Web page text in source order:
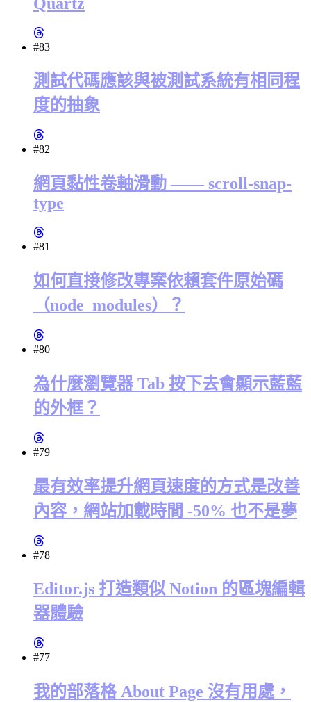
#83
測試代碼應該與被測試系統有相同程
度的抽象
#82
網頁黏性卷軸滑動 —— scroll-snap-
type
#81
如何直接修改專案依賴套件原始碼
（node_modules）？
#80
為什麼瀏覽器 Tab 按下去會顯示藍藍
的外框？
#79
最有效率提升網頁速度的方式是改善
內容，網站加載時間 -50% 也不是夢
#78
Editor.js 打造類似 Notion 的區塊編輯
器體驗
#77
我的部落格 About Page 沒有用處，